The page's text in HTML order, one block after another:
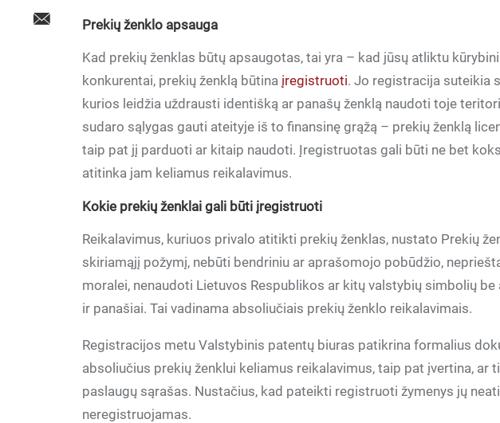
Prekių ženklo apsauga
Kad prekių ženklas būtų apsaugotas, tai yra – kad jūsų atliktu
konkurentai, prekių ženklą būtina įregistruoti. Jo registracija suteikia
kurios leidžia uždrausti identišką ar panašų ženklą naudoti toje
sudaro sąlygas gauti ateityje iš to finansinę grąžą – prekių ženklą
taip pat jį parduoti ar kitaip naudoti. Įregistruotas gali būti ne bet
atitinka jam keliamus reikalavimus.
Kokie prekių ženklai gali būti įregistruoti
Reikalavimus, kuriuos privalo atitikti prekių ženklas, nustato Prekių
skiriamąjį požymį, nebūti bendriniu ar aprašomojo pobūdžio,
moralei, nenaudoti Lietuvos Respublikos ar kitų valstybių simbolių
ir panašiai. Tai vadinama absoliučiais prekių ženklo reikalavimais.
Registracijos metu Valstybinis patentų biuras patikrina formalius
absoliučius prekių ženklui keliamus reikalavimus, taip pat įvertina, ar
paslaugų sąrašas. Nustačius, kad pateikti registruoti žymenys jų
neregistruojamas.